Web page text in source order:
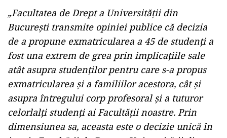
„Facultatea de Drept a Universităţii din
Bucureşti transmite opiniei publice că decizia
de a propune exmatricularea a 45 de studenţi a
fost una extrem de grea prin implicaţiile sale
atât asupra studenţilor pentru care s-a propus
exmatricularea şi a familiilor acestora, cât şi
asupra întregului corp profesoral şi a tuturor
celorlalţi studenţi ai Facultăţii noastre. Prin
dimensiunea sa, aceasta este o decizie unică în